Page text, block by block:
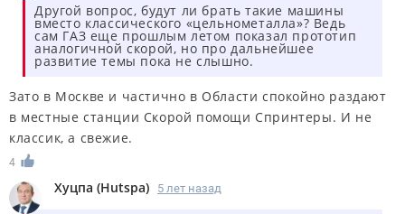
Другой вопрос, будут ли брать такие машины
вместо классического «цельнометалла»? Ведь
сам ГАЗ еще прошлым летом показал прототип
аналогичной скорой, но про дальнейшее
развитие темы пока не слышно.
Зато в Москве и частично в Области спокойно раздают
в местные станции Скорой помощи Спринтеры. И не
классик, а свежие.
4
Хуцпа (Hutspa) 5 лет назад